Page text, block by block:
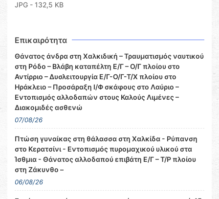
JPG - 132,5 KB
Επικαιρότητα
Θάνατος άνδρα στη Χαλκιδική – Τραυματισμός ναυτικού
στη Ρόδο – Βλάβη καταπέλτη Ε/Γ – Ο/Γ πλοίου στο
Αντίρριο – Δυσλειτουργία Ε/Γ-Ο/Γ-Τ/Χ πλοίου στο
Ηράκλειο – Προσάραξη Ι/Φ σκάφους στο Λαύριο –
Εντοπισμός αλλοδαπών στους Καλούς Λιμένες –
Διακομιδές ασθενώ
07/08/26
Πτώση γυναίκας στη θάλασσα στη Χαλκίδα - Ρύπανση
στο Κερατσίνι - Εντοπισμός πυρομαχικού υλικού στα
Ίσθμια - Θάνατος αλλοδαπού επιβάτη Ε/Γ – Τ/Ρ πλοίου
στη Ζάκυνθο –
06/08/26